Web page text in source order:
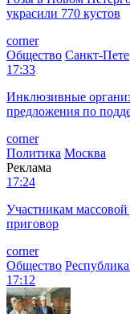
украсили 770 кустов
corner
Общество Санкт-
17:33
Инклюзивные
предложения по
corner
Политика Москва
Реклама
17:24
Участникам
приговор
corner
Общество
17:12